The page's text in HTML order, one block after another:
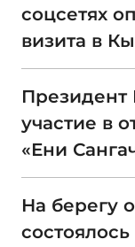
соцсетях
визита в
Президент
участие в
«Ени
На берегу